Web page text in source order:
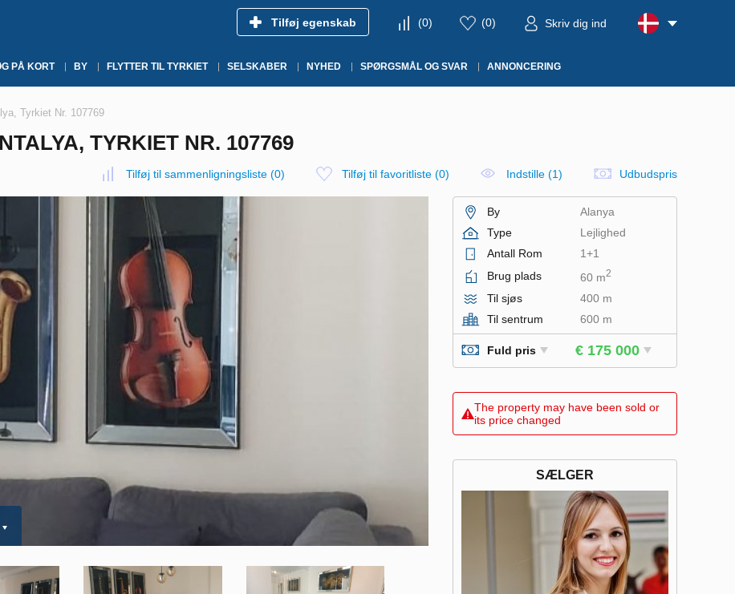
Tilføj egenskab (0) (0) Skriv dig ind
PÅ KORT BY FLYTTER TIL TYRKIET SELSKABER NYHED SPØRGSMÅL OG SVAR ANNONCERING
Tyrkiet Nr. 107769
TYRKIET NR. 107769
Tilføj til sammenligningsliste (0) Tilføj til favoritliste (0) Indstille (1) Udbudspris
By
Alanya
Type
Lejlighed
Antall Rom
1+1
Brug plads
60 m2
Til sjøs
400 m
Til sentrum
600 m
Fuld pris € 175 000
The property may have been sold or
its price changed
SÆLGER